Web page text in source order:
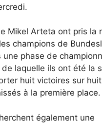
Mikel Arteta ont pris la
champions de
phase de
laquelle ils ont été la
huit victoires sur
à la première place.
également une